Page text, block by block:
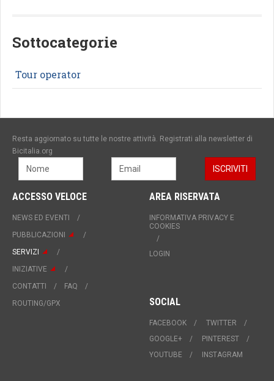
Sottocategorie
Tour operator
Resta aggiornato su tutte le nostre attività. Registrati alla newsletter di
Bicitalia.org
ACCESSO VELOCE
NEWS ED EVENTI
PUBBLICAZIONI
SERVIZI
INIZIATIVE
CONTATTI
FAQ
ROUTING/GPX
AREA RISERVATA
INFORMATIVA PRIVACY E
COOKIES
LOGIN
SOCIAL
FACEBOOK
TWITTER
GOOGLE+
PINTEREST
YOUTUBE
INSTAGRAM